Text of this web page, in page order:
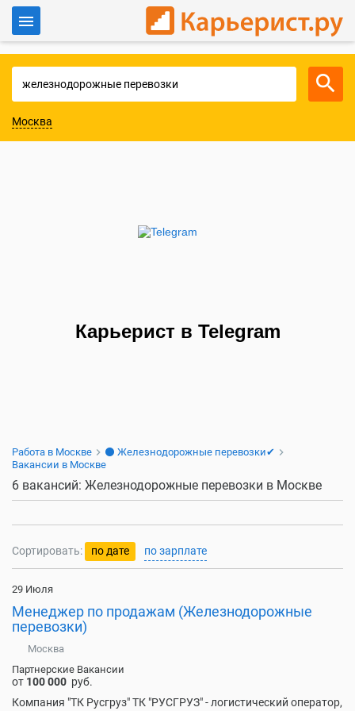
Для работодателей
Москва
Карьерист в Telegram
Работа в Москве
⚫ Железнодорожные перевозки✔
Вакансии в Москве
6 вакансий: Железнодорожные перевозки в Москве
Сортировать: по дате по зарплате
29 Июля
Менеджер по продажам (Железнодорожные
перевозки)
Москва
Партнерские Вакансии
от 100 000 руб.
Компания "ТК Русгруз" ТК "РУСГРУЗ" - логистический оператор,